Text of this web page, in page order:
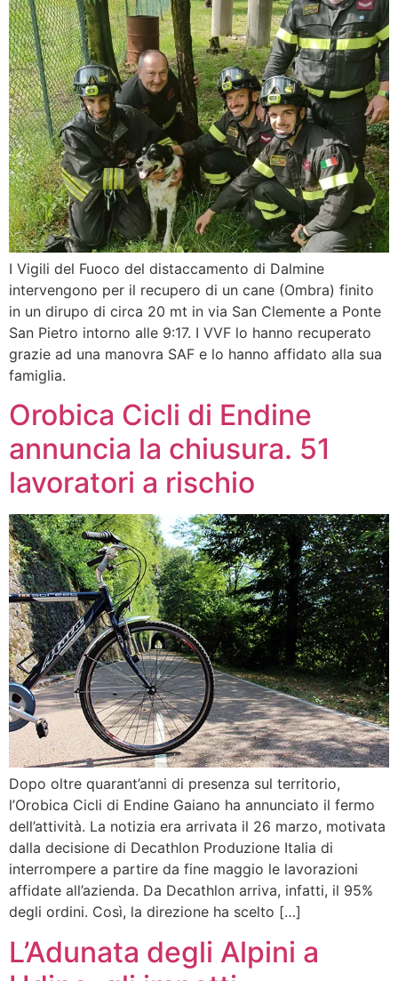
I Vigili del Fuoco del distaccamento di Dalmine
intervengono per il recupero di un cane (Ombra) finito
in un dirupo di circa 20 mt in via San Clemente a Ponte
San Pietro intorno alle 9:17. I VVF lo hanno recuperato
grazie ad una manovra SAF e lo hanno affidato alla sua
famiglia.
Orobica Cicli di Endine
annuncia la chiusura. 51
lavoratori a rischio
Dopo oltre quarant’anni di presenza sul territorio,
l’Orobica Cicli di Endine Gaiano ha annunciato il fermo
dell’attività. La notizia era arrivata il 26 marzo, motivata
dalla decisione di Decathlon Produzione Italia di
interrompere a partire da fine maggio le lavorazioni
affidate all’azienda. Da Decathlon arriva, infatti, il 95%
degli ordini. Così, la direzione ha scelto […]
L’Adunata degli Alpini a